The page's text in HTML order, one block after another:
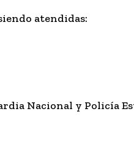
atendidas:
Nacional y Policía